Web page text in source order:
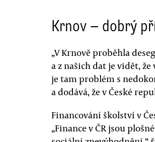
Krnov — dobrý
„V Krnově proběhla
a z našich dat je vidět,
je tam problém s
a dodává, že v České
Financování školství v
„Finance v ČR jsou